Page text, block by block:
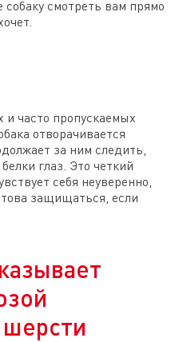
смотреть вам прямо
часто пропускаемых
отворачивается
за ним следить,
глаз. Это четкий
себя неуверенно,
защищаться, если